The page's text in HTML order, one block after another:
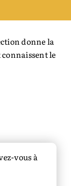
donne la
le
vous à